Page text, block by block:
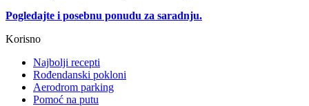
Pogledajte i posebnu ponudu za saradnju.
Korisno
Najbolji recepti
Rođendanski pokloni
Aerodrom parking
Pomoć na putu